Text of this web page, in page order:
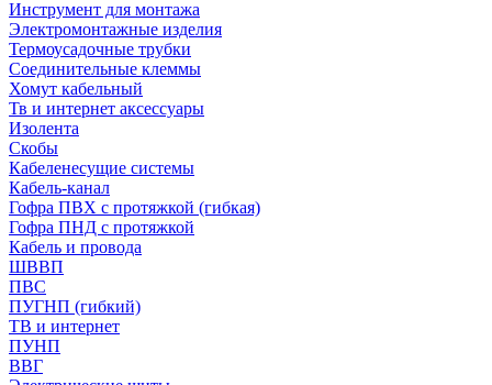
Инструмент для монтажа
Электромонтажные изделия
Термоусадочные трубки
Соединительные клеммы
Хомут кабельный
Тв и интернет аксессуары
Изолента
Скобы
Кабеленесущие системы
Кабель-канал
Гофра ПВХ с протяжкой (гибкая)
Гофра ПНД с протяжкой
Кабель и провода
ШВВП
ПВС
ПУГНП (гибкий)
ТВ и интернет
ПУНП
ВВГ